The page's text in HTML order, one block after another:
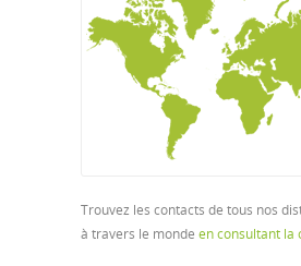
Trouvez les contacts de tous nos
à travers le monde en consultant la